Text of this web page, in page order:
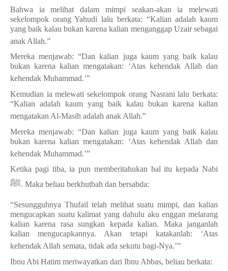
Bahwa ia melihat dalam mimpi seakan-akan ia melewati
sekelompok orang Yahudi lalu berkata: “Kalian adalah kaum
yang baik kalau bukan karena kalian menganggap Uzair sebagai
anak Allah.”
Mereka menjawab: “Dan kalian juga kaum yang baik kalau
bukan karena kalian mengatakan: ‘Atas kehendak Allah dan
kehendak Muhammad.’”
Kemudian ia melewati sekelompok orang Nasrani lalu berkata:
“Kalian adalah kaum yang baik kalau bukan karena kalian
mengatakan Al-Masih adalah anak Allah.”
Mereka menjawab: “Dan kalian juga kaum yang baik kalau
bukan karena kalian mengatakan: ‘Atas kehendak Allah dan
kehendak Muhammad.’”
Ketika pagi tiba, ia pun memberitahukan hal itu kepada Nabi
ﷺ. Maka beliau berkhutbah dan bersabda:
“Sesungguhnya Thufail telah melihat suatu mimpi, dan kalian
mengucapkan suatu kalimat yang dahulu aku enggan melarang
kalian karena rasa sungkan kepada kalian. Maka janganlah
kalian mengucapkannya. Akan tetapi katakanlah: ‘Atas
kehendak Allah semata, tidak ada sekutu bagi-Nya.’”
Ibnu Abi Hatim meriwayatkan dari Ibnu Abbas, beliau berkata: